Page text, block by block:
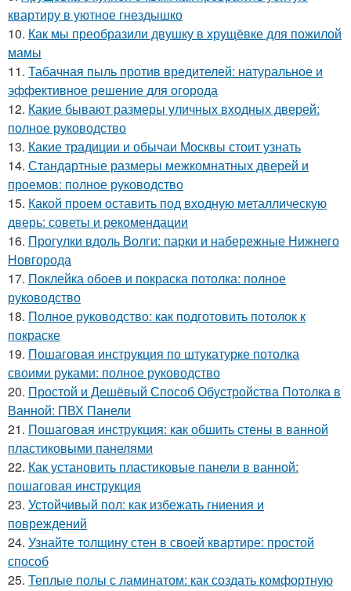
квартиру в уютное гнездышко
10. Как мы преобразили двушку в хрущёвке для пожилой
мамы
11. Табачная пыль против вредителей: натуральное и
эффективное решение для огорода
12. Какие бывают размеры уличных входных дверей:
полное руководство
13. Какие традиции и обычаи Москвы стоит узнать
14. Стандартные размеры межкомнатных дверей и
проемов: полное руководство
15. Какой проем оставить под входную металлическую
дверь: советы и рекомендации
16. Прогулки вдоль Волги: парки и набережные Нижнего
Новгорода
17. Поклейка обоев и покраска потолка: полное
руководство
18. Полное руководство: как подготовить потолок к
покраске
19. Пошаговая инструкция по штукатурке потолка
своими руками: полное руководство
20. Простой и Дешёвый Способ Обустройства Потолка в
Ванной: ПВХ Панели
21. Пошаговая инструкция: как обшить стены в ванной
пластиковыми панелями
22. Как установить пластиковые панели в ванной:
пошаговая инструкция
23. Устойчивый пол: как избежать гниения и
повреждений
24. Узнайте толщину стен в своей квартире: простой
способ
25. Теплые полы с ламинатом: как создать комфортную